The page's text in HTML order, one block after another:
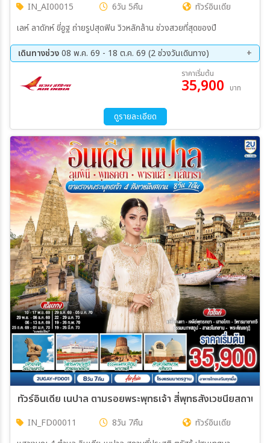
IN_AI00015 6วัน 5คืน
ทัวร์อินเดีย
เลห์ ลาดักห์ ขี่อูฐ ถ่ายรูปสุดฟิน วิวหลักล้าน ช่วงสวยที่สุดของปี
เดินทางช่วง08 พ.ค. 69 - 18 ต.ค. 69 (2 ช่วงวันเดินทาง)
13 ต.ค. 69 - 18 ต.ค. 69
ราคาเริ่มต้น
35,900 บาท
ดูรายละเอียด
ทัวร์อินเดีย เนปาล ตามรอยพระพุทธเจ้า สี่พุทธสังเวชนียสถาน
IN_FD00011 8วัน 7คืน
ทัวร์อินเดีย